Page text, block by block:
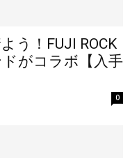
う！FUJI ROCK
ドがコラボ【入手
0